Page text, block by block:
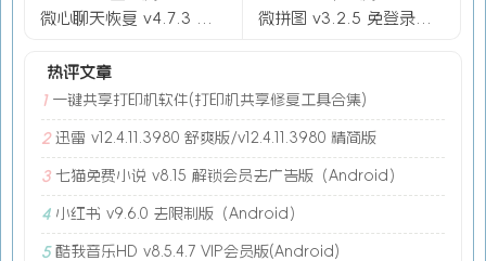
热评文章
1 一键共享打印机软件(打印机共享修复工具合集)
2 迅雷 v12.4.11.3980 舒爽版/v12.4.11.3980 精简版
3 七猫免费小说 v8.15 解锁会员去广告版（Android）
4 小红书 v9.6.0 去限制版（Android）
5 酷我音乐HD v8.5.4.7 VIP会员版(Android)